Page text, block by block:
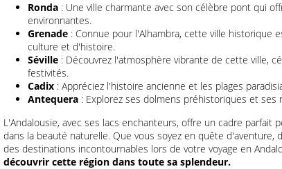
Ronda : Une ville charmante avec son célèbre pont qui
environnantes.
Grenade : Connue pour l'Alhambra, cette ville historique
culture et d'histoire.
Séville : Découvrez l'atmosphère vibrante de cette ville,
festivités.
Cadix : Appréciez l'histoire ancienne et les plages
Antequera : Explorez ses dolmens préhistoriques et ses
L'Andalousie, avec ses lacs enchanteurs, offre un cadre
dans la beauté naturelle. Que vous soyez en quête
des destinations incontournables lors de votre voyage en
découvrir cette région dans toute sa splendeur.